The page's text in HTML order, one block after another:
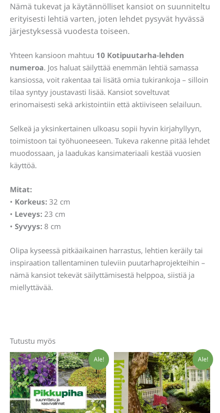
Nämä tukevat ja käytännölliset kansiot on suunniteltu
erityisesti lehtiä varten, joten lehdet pysyvät hyvässä
järjestyksessä vuodesta toiseen.
Yhteen kansioon mahtuu 10 Kotipuutarha‑lehden
numeroa. Jos haluat säilyttää enemmän lehtiä samassa
kansiossa, voit rakentaa tai lisätä omia tukirankoja – silloin
tilaa syntyy joustavasti lisää. Kansiot soveltuvat
erinomaisesti sekä arkistointiin että aktiiviseen selailuun.
Selkeä ja yksinkertainen ulkoasu sopii hyvin kirjahyllyyn,
toimistoon tai työhuoneeseen. Tukeva rakenne pitää lehdet
muodossaan, ja laadukas kansimateriaali kestää vuosien
käyttöä.
Mitat:
• Korkeus: 32 cm
• Leveys: 23 cm
• Syvyys: 8 cm
Olipa kyseessä pitkäaikainen harrastus, lehtien keräily tai
inspiraation tallentaminen tuleviin puutarhaprojekteihin –
nämä kansiot tekevät säilyttämisestä helppoa, siistiä ja
miellyttävää.
Tutustu myös
Ale! Ale!